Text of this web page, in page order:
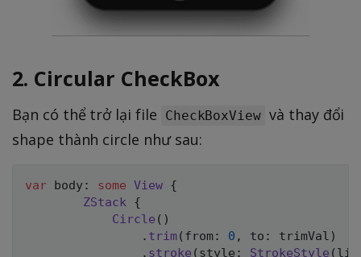
2. Circular CheckBox
Bạn có thể trở lại file CheckBoxView và thay đổi
shape thành circle như sau:
var body: some View {
ZStack {
Circle ( )
. trim( from: 0 , to : trimVal )
. stroke ( style : StrokeStyle (